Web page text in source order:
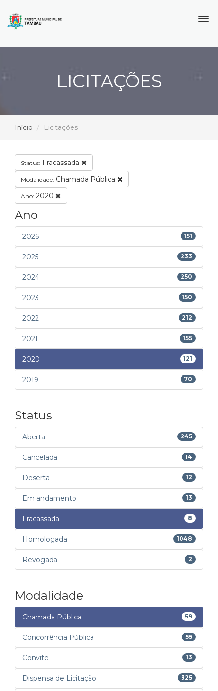
LICITAÇÕES
Início Licitações
Status: Fracassada
Modalidade: Chamada Pública
Ano: 2020
Ano
2026 151
2025 233
2024 250
2023 150
2022 212
2021 155
2020 121
2019 70
Status
Aberta 245
Cancelada 14
Deserta 12
Em andamento 13
Fracassada 8
Homologada 1048
Revogada 2
Modalidade
Chamada Pública 59
Concorrência Pública 55
Convite 13
Dispensa de Licitação 325